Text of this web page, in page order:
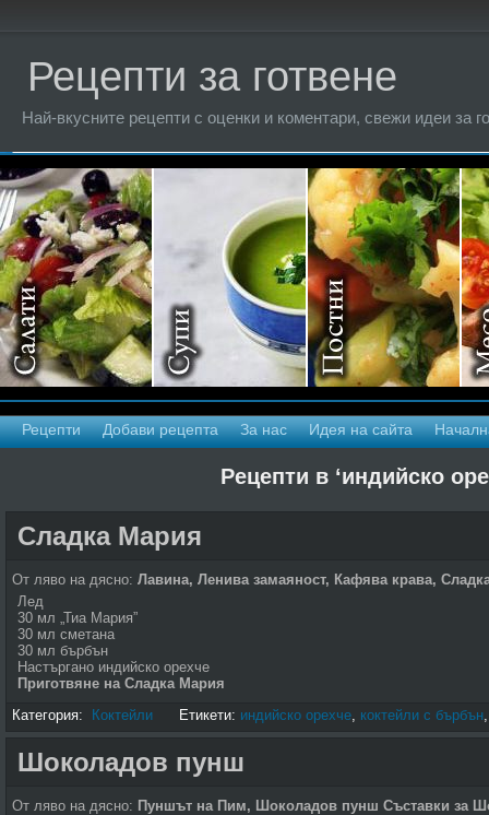
Рецепти за готвене
Най-вкусните рецепти с оценки и коментари, свежи идеи за
Рецепти Добави рецепта За нас Идея на сайта
Рецепти в ‘индийско
Сладка Мария
От ляво на дясно: Лавина, Ленива замаяност, Кафява крава,
Лед
30 мл „Тиа Мария”
30 мл сметана
30 мл бърбън
Настъргано индийско орехче
Приготвяне на Сладка Мария
Категория:
Коктейли Етикети: индийско орехче, коктейли с бърбън
Шоколадов пунш
От ляво на дясно: Пуншът на Пим, Шоколадов пунш Съставки за